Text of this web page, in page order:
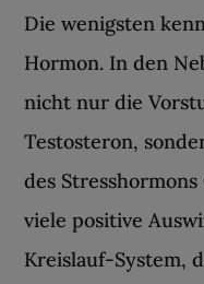
Die wenigsten
Hormon. In den
nicht nur die
Testosteron,
des
viele positive
Kreislauf-System,